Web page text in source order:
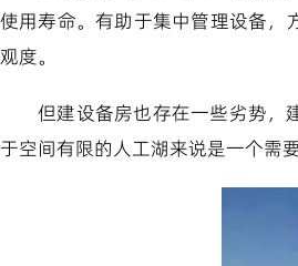
使用寿命。有助于集中管理设备，
观度。
但建设备房也存在一些劣势，
于空间有限的人工湖来说是一个需